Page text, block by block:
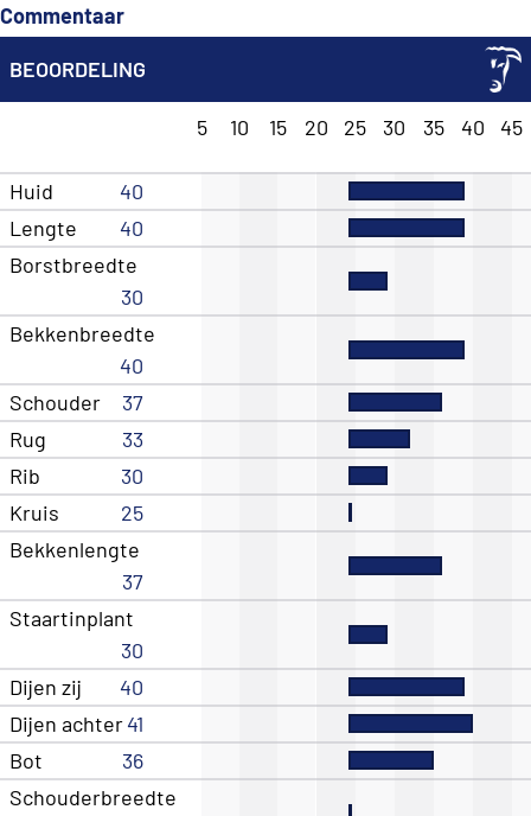
Commentaar
BEOORDELING
5 10 15 20 25 30 35 40 45
Huid
40
Lengte
40
Borstbreedte
30
Bekkenbreedte
40
Schouder
37
Rug
33
Rib
30
Kruis
25
Bekkenlengte
37
Staartinplant
30
Dijen zij
40
Dijen achter41
Bot
36
Schouderbreedte